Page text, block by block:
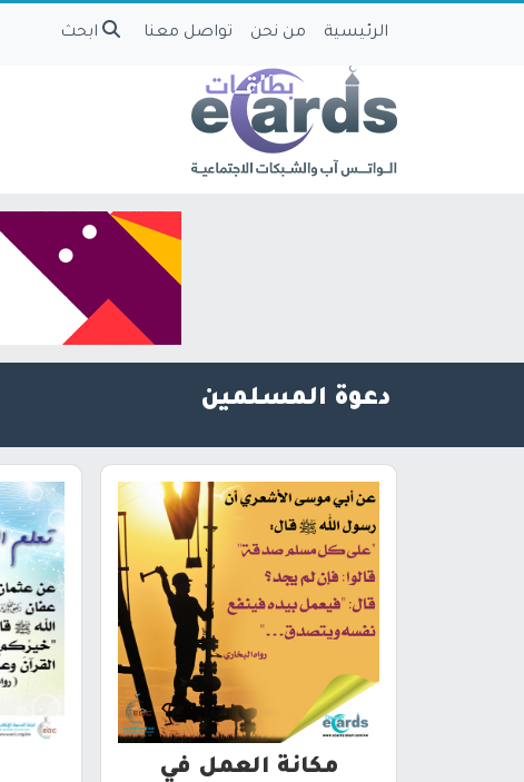
الرئيسية من نحن تواصل معنا ابحث
دعوة المسلمين
مكانة العمل في